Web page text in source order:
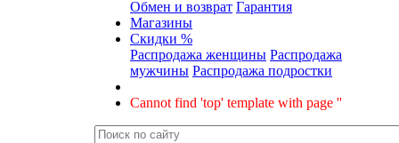
Обмен и возврат Гарантия
Магазины
Скидки %
Распродажа женщины Распродажа
мужчины Распродажа подростки
Cannot find 'top' template with page ''